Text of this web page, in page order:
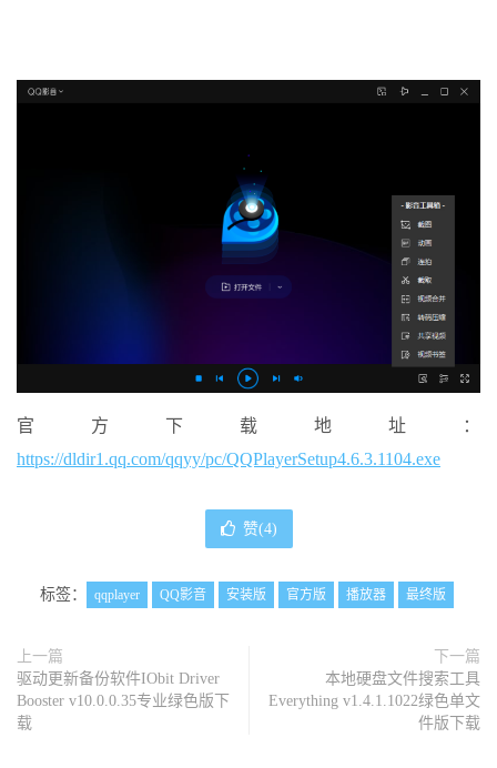
官方下载地址：
https://dldir1.qq.com/qqyy/pc/QQPlayerSetup4.6.3.1104.exe
赞(4)
标签： qqplayer QQ影音 安装版 官方版 播放器 最终版
上一篇
驱动更新备份软件IObit Driver
Booster v10.0.0.35专业绿色版下
载
下一篇
本地硬盘文件搜索工具
Everything v1.4.1.1022绿色单文
件版下载